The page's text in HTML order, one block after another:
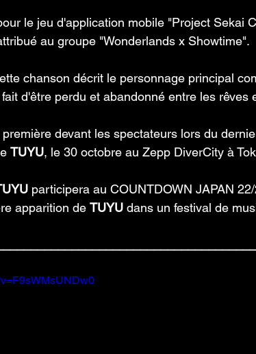
le jeu d'application mobile "Project Sekai
au groupe "Wonderlands x Showtime".
chanson décrit le personnage principal
d'être perdu et abandonné entre les rêves
devant les spectateurs lors du
TUYU, le 30 octobre au Zepp DiverCity à
participera au COUNTDOWN JAPAN
apparition de TUYU dans un festival de